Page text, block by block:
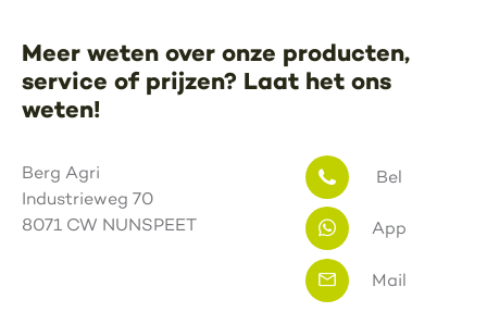
Meer weten over onze producten,
service of prijzen? Laat het ons
weten!
Berg Agri
Industrieweg 70
8071 CW NUNSPEET
Bel
App
Mail